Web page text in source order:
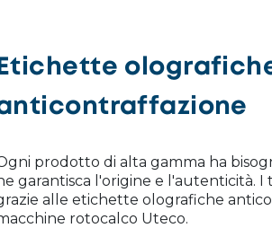
Etichette
prodotto di alta gamma ha
garantisca l'origine e l'autenticità.
alle etichette olografiche
rotocalco Uteco.